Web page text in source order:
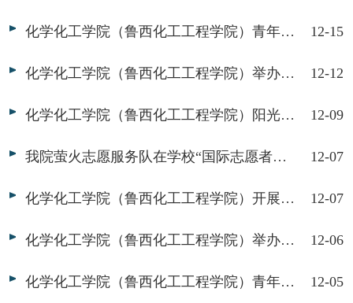
化学化工学院（鲁西化工工程学院）青年化学社举办“点燃化学热情，赛出知识锋芒”化学知识竞赛 12-15
化学化工学院（鲁西化工工程学院）举办“团扇绘果，香韵传情”志愿服务活动 12-12
化学化工学院（鲁西化工工程学院）阳光之翼志愿者协会举办“巧手制作纸杯桶，童心守护地球家”志愿服务活动 12-09
我院萤火志愿服务队在学校“国际志愿者日交流会”中做典型展示 12-07
化学化工学院（鲁西化工工程学院）开展“漫步公园，识破那些诈骗陷阱”宣传活动 12-07
化学化工学院（鲁西化工工程学院）举办“扇启古韵，‘童’绘新篇”志愿服务活动 12-06
化学化工学院（鲁西化工工程学院）青年化学社举办“探秘变色奇迹：碘的变色小实验”志愿服务活动 12-05